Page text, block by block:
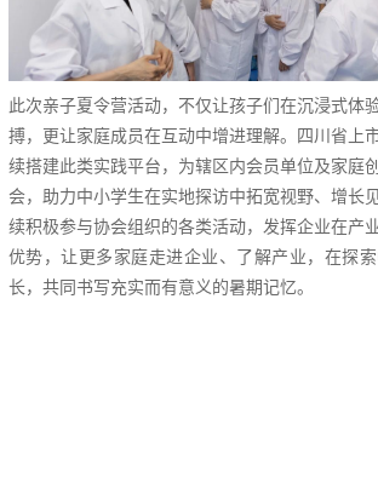
此次亲子夏令营活动，不仅让孩子们在沉浸式体
搏，更让家庭成员在互动中增进理解。四川省上
续搭建此类实践平台，为辖区内会员单位及家庭
会，助力中小学生在实地探访中拓宽视野、增长
续积极参与协会组织的各类活动，发挥企业在产
优势，让更多家庭走进企业、了解产业，在探
长，共同书写充实而有意义的暑期记忆。